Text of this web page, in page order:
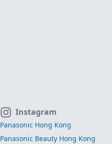
Instagram
Panasonic Hong Kong
Panasonic Beauty Hong Kong